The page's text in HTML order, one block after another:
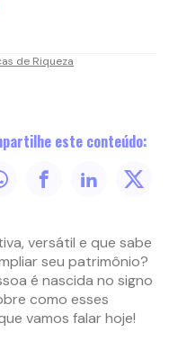
de Riqueza
este conteúdo:
versátil e que sabe
seu patrimônio?
é nascida no signo
como esses
vamos falar hoje!